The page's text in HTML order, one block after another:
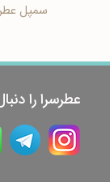
سمپل
عطرسرا را